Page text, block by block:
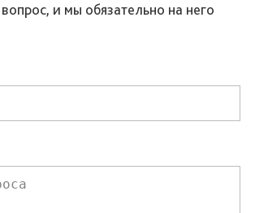
и мы обязательно на него